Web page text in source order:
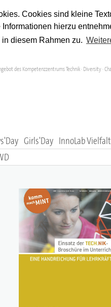
Cookies sind kleine
hierzu
diesem Rahmen zu.
des Kompetenzzentrums Technik · Diversity ·
Girls'Day InnoLab Vielfalt